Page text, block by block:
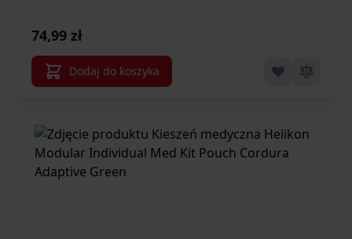
74,99 zł
Dodaj do koszyka